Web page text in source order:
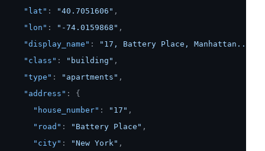
"lat" : "40.7051606" ,
"lon" : "-74.0159868" ,
"display_name" : "17, Battery Place, Manhattan..."
"class" : "building" ,
"type" : "apartments" ,
"address" :
{
"house_number" : "17" ,
"road" : "Battery Place" ,
"city" : "New York" ,